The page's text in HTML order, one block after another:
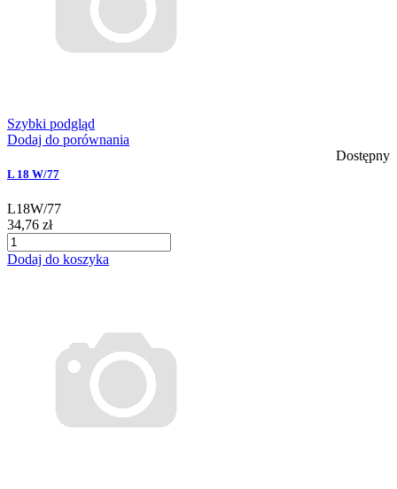
Szybki podgląd
Dodaj do porównania
Dostępny
L 18 W/77
L18W/77
34,76 zł
Dodaj do koszyka